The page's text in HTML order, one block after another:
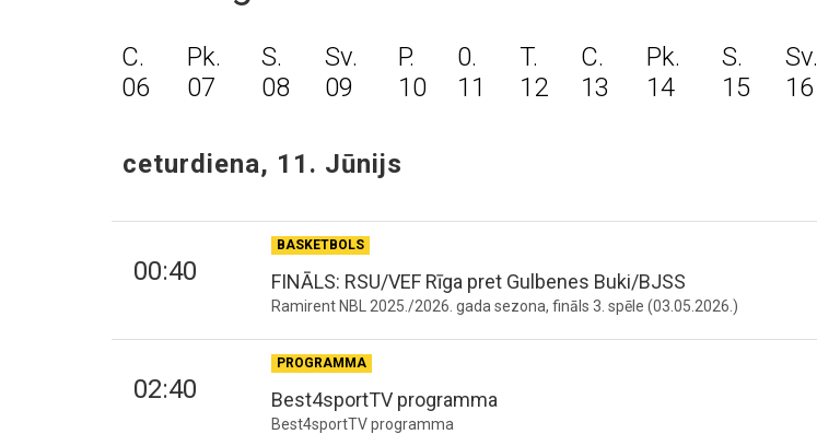
C.
06
Pk.
07
S.
08
Sv.
09
P.
10
0.
11
T.
12
C.
13
Pk.
14
S.
15
Sv.
16
ceturdiena, 11. Jūnijs
00:40
BASKETBOLS
FINĀLS: RSU/VEF Rīga pret Gulbenes Buki/BJSS
Ramirent NBL 2025./2026. gada sezona, fināls 3. spēle (03.05.2026.)
02:40
PROGRAMMA
Best4sportTV programma
Best4sportTV programma